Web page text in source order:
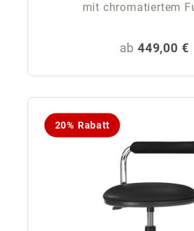
mit chromatiertem
Regulärer
ab 449,00 €
20% Rabatt